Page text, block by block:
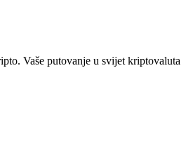
Vaše putovanje u svijet kriptovaluta